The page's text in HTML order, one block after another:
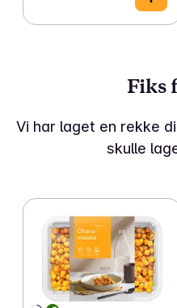
Fiks
Vi har laget en rekke
skulle